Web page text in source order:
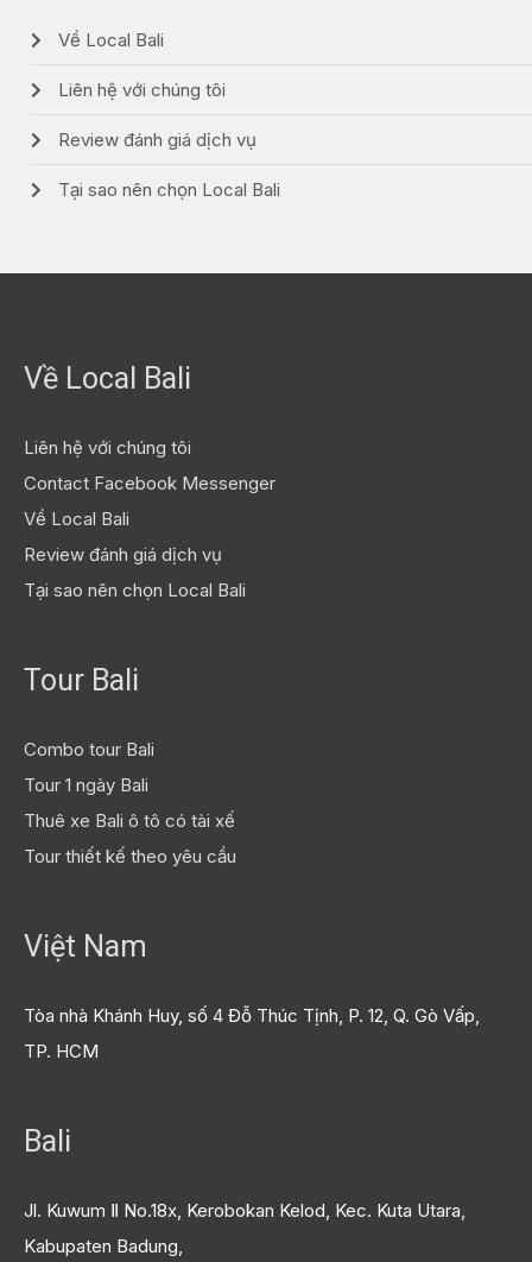
Về Local Bali
Liên hệ với chúng tôi
Review đánh giá dịch vụ
Tại sao nên chọn Local Bali
Về Local Bali
Liên hệ với chúng tôi
Contact Facebook Messenger
Về Local Bali
Review đánh giá dịch vụ
Tại sao nên chọn Local Bali
Tour Bali
Combo tour Bali
Tour 1 ngày Bali
Thuê xe Bali ô tô có tài xế
Tour thiết kế theo yêu cầu
Việt Nam
Tòa nhà Khánh Huy, số 4 Đỗ Thúc Tịnh, P. 12, Q. Gò Vấp,
TP. HCM
Bali
Jl. Kuwum Ⅱ No.18x, Kerobokan Kelod, Kec. Kuta Utara,
Kabupaten Badung,